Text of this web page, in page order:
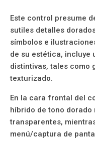
Este control presume
sutiles detalles
símbolos e
de su estética, incluye
distintivas, tales como
texturizado.
En la cara frontal del
híbrido de tono dorado
transparentes,
menú/captura de